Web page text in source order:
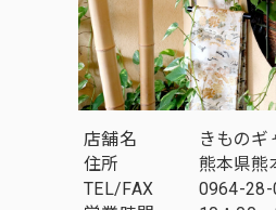
店舗名
きもの
住所
熊本県熊
TEL/FAX
0964-28-